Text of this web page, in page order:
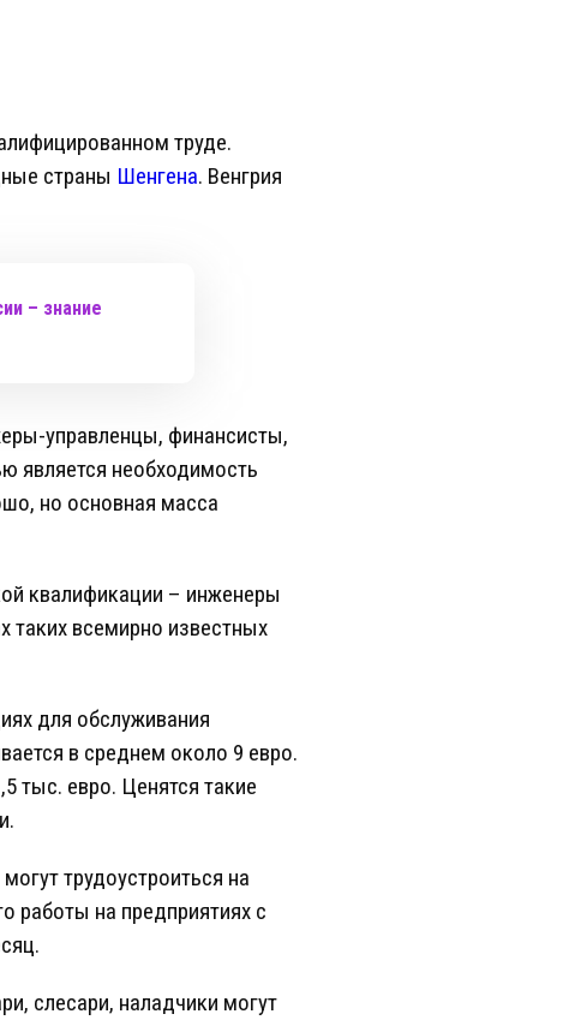
труде.
страны Шенгена. Венгрия
– знание
управленцы, финансисты,
является необходимость
но основная масса
квалификации – инженеры
таких всемирно известных
для обслуживания
в среднем около 9 евро.
тыс. евро. Ценятся такие
трудоустроиться на
работы на предприятиях с
слесари, наладчики могут